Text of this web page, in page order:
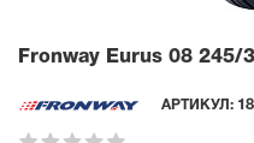
Fronway Eurus 08 245/
АРТИКУЛ: